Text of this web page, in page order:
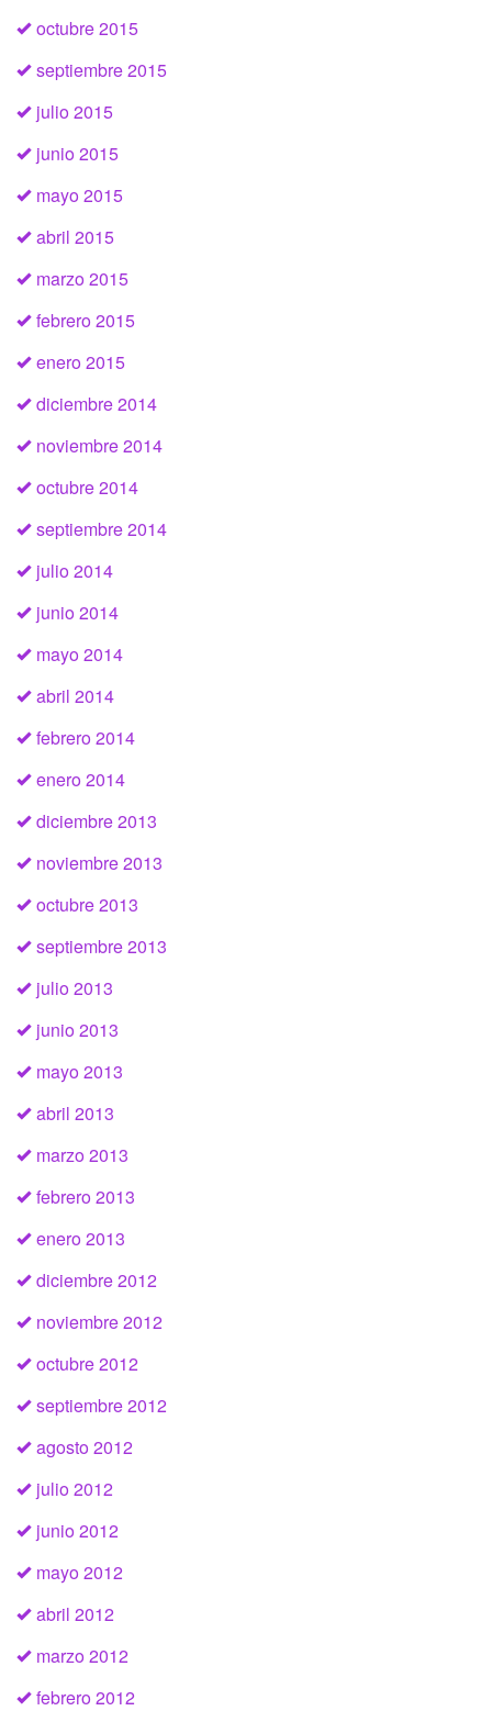
octubre 2015
septiembre 2015
julio 2015
junio 2015
mayo 2015
abril 2015
marzo 2015
febrero 2015
enero 2015
diciembre 2014
noviembre 2014
octubre 2014
septiembre 2014
julio 2014
junio 2014
mayo 2014
abril 2014
febrero 2014
enero 2014
diciembre 2013
noviembre 2013
octubre 2013
septiembre 2013
julio 2013
junio 2013
mayo 2013
abril 2013
marzo 2013
febrero 2013
enero 2013
diciembre 2012
noviembre 2012
octubre 2012
septiembre 2012
agosto 2012
julio 2012
junio 2012
mayo 2012
abril 2012
marzo 2012
febrero 2012